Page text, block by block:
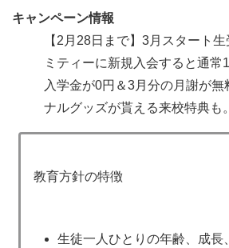
キャンペーン情報
【2月28日まで】3月スタート
ミティーに新規入会すると通常
入学金が0円＆3月分の月謝が無
ナルグッズが貰える来校特典も。
教育方針の特徴
生徒一人ひとりの年齢、成長